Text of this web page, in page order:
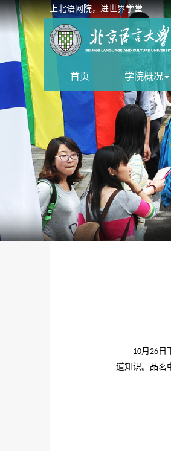
上北语网院，进世界学堂
首页 学院概况
10月 26 日
道知识。品茗